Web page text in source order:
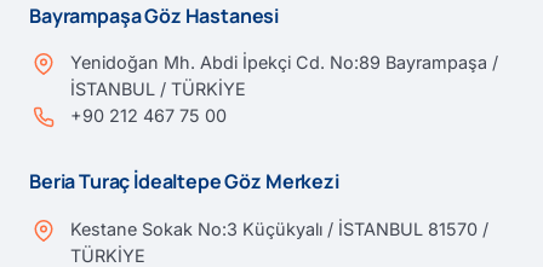
Bayrampaşa Göz Hastanesi
Yenidoğan Mh. Abdi İpekçi Cd. No:89 Bayrampaşa /
İSTANBUL / TÜRKİYE
+90 212 467 75 00
Beria Turaç İdealtepe Göz Merkezi
Kestane Sokak No:3 Küçükyalı / İSTANBUL 81570 /
TÜRKİYE